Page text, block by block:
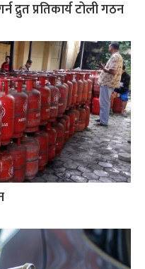
द्रुत प्रतिकार्य टोली गठन